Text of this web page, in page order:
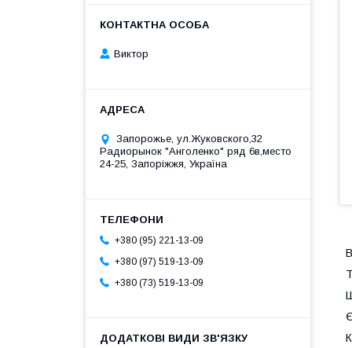
Виктор
Запорожье, ул.Жуковского,32
Радиорынок "Анголенко" ряд 6в,место
24-25, Запоріжжя, Україна
+380 (95) 221-13-09
+380 (97) 519-13-09
+380 (73) 519-13-09